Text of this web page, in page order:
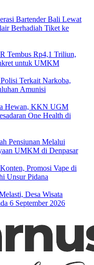
Bartender Bali Lewat
Berhadiah Tiket ke
Tembus Rp4,1 Triliun,
untuk UMKM
Terkait Narkoba,
Amunisi
Hewan, KKN UGM
One Health di
Pensiunan Melalui
UMKM di Denpasar
Promosi Vape di
Unsur Pidana
Desa Wisata
6 September 2026